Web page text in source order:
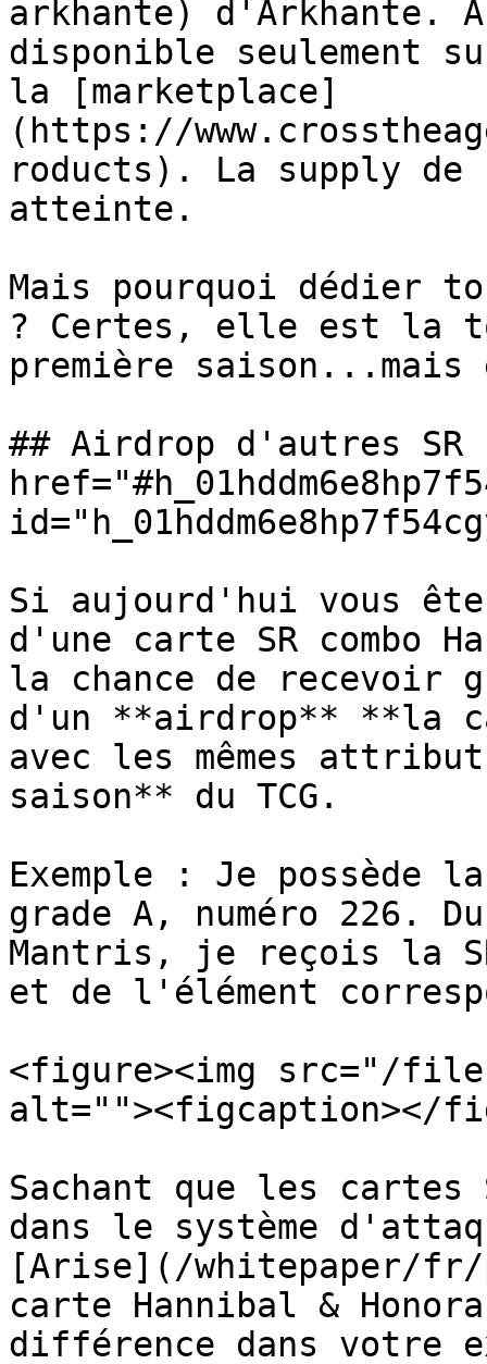
arkhante) d'Arkhante.
disponible seulement
la [marketplace]
(https://
roducts). La supply de
atteinte.
Mais pourquoi dédier
? Certes, elle est la
première saison...mais
## Airdrop d'autres SR
Si aujourd'hui vous
d'une carte SR combo
la chance de recevoir
d'un **airdrop** **la
avec les mêmes
saison** du TCG.
Exemple : Je possède
grade A, numéro 226.
Mantris, je reçois la SR
et de l'élément
<figure><img src="/files/
alt=""><figcaption></
Sachant que les
dans le système
[Arise](/whitepaper/
carte Hannibal &